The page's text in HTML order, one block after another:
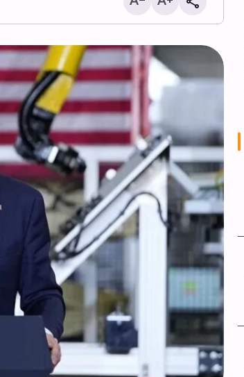
Izvještaj Al-Arabiye o sporazumu
između Irana i Omana; detalji i
uslovi za ponovno otvaranje
Hormuškog moreuza